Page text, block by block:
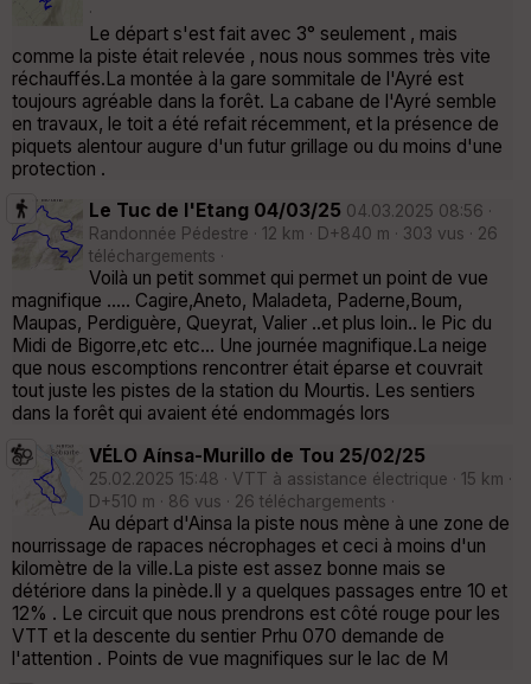
·
Le départ s'est fait avec 3° seulement , mais
comme la piste était relevée , nous nous sommes très vite
réchauffés.La montée à la gare sommitale de l'Ayré est
toujours agréable dans la forêt. La cabane de l'Ayré semble
en travaux, le toit a été refait récemment, et la présence de
piquets alentour augure d'un futur grillage ou du moins d'une
protection .
Le Tuc de l'Etang 04/03/25 04.03.2025 08:56 ·
Randonnée Pédestre · 12 km · D+840 m · 303 vus · 26
téléchargements ·
Voilà un petit sommet qui permet un point de vue
magnifique ..... Cagire,Aneto, Maladeta, Paderne,Boum,
Maupas, Perdiguère, Queyrat, Valier ..et plus loin.. le Pic du
Midi de Bigorre,etc etc... Une journée magnifique.La neige
que nous escomptions rencontrer était éparse et couvrait
tout juste les pistes de la station du Mourtis. Les sentiers
dans la forêt qui avaient été endommagés lors
VÉLO Aínsa-Murillo de Tou 25/02/25
25.02.2025 15:48 · VTT à assistance électrique · 15 km ·
D+510 m · 86 vus · 26 téléchargements ·
Au départ d'Ainsa la piste nous mène à une zone de
nourrissage de rapaces nécrophages et ceci à moins d'un
kilomètre de la ville.La piste est assez bonne mais se
détériore dans la pinède.Il y a quelques passages entre 10 et
12% . Le circuit que nous prendrons est côté rouge pour les
VTT et la descente du sentier Prhu 070 demande de
l'attention . Points de vue magnifiques sur le lac de M